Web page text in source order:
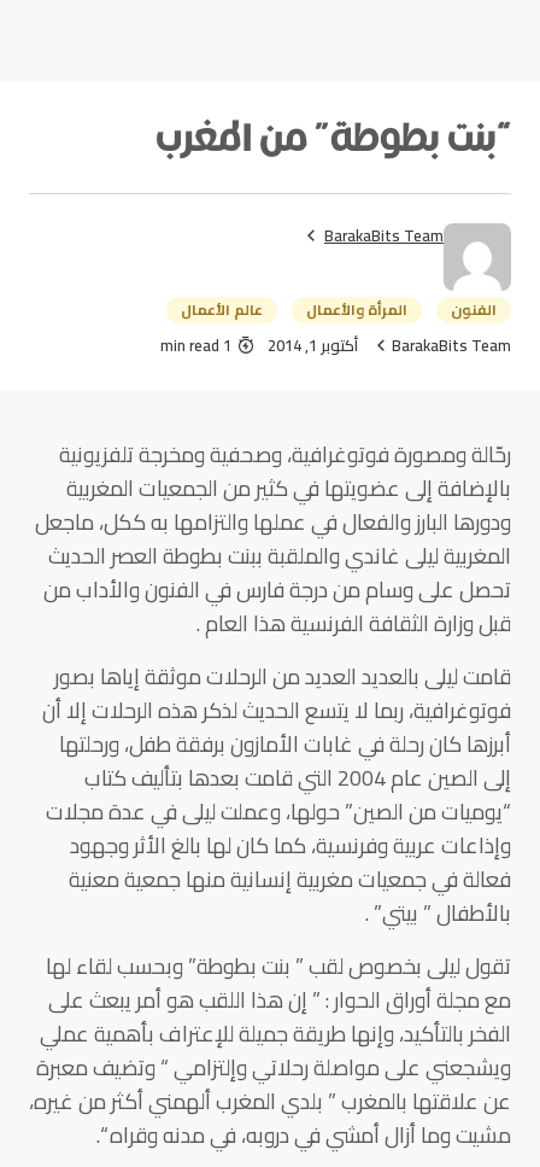
“بنت بطوطة” من المغرب
BarakaBits Team
الفنون المرأة والأعمال عالم الأعمال
BarakaBits Team أكتوبر 1, 2014 1 min read
رحّالة ومصورة فوتوغرافية، وصحفية ومخرجة تلفزيونية
بالإضافة إلى عضويتها في كثير من الجمعيات المغربية
ودورها البارز والفعال في عملها والتزامها به ككل، ماجعل
المغربية ليلى غاندي والملقبة ببنت بطوطة العصر الحديث
تحصل على وسام من درجة فارس في الفنون والأداب من
قبل وزارة الثقافة الفرنسية هذا العام .
قامت ليلى بالعديد العديد من الرحلات موثقة إياها بصور
فوتوغرافية، ربما لا يتسع الحديث لذكر هذه الرحلات إلا أن
أبرزها كان رحلة في غابات الأمازون برفقة طفل، ورحلتها
إلى الصين عام 2004 التي قامت بعدها بتأليف كتاب
“يوميات من الصين” حولها، وعملت ليلى في عدة مجلات
وإذاعات عربية وفرنسية، كما كان لها بالغ الأثر وجهود
فعالة في جمعيات مغربية إنسانية منها جمعية معنية
بالأطفال ” بيتي” .
تقول ليلى بخصوص لقب ” بنت بطوطة” وبحسب لقاء لها
مع مجلة أوراق الحوار : ” إن هذا اللقب هو أمر يبعث على
الفخر بالتأكيد، وإنها طريقة جميلة للإعتراف بأهمية عملي
ويشجعني على مواصلة رحلاتي وإلتزامي “ وتضيف معبرة
عن علاقتها بالمغرب ” بلدي المغرب ألهمني أكثر من غيره،
مشيت وما أزال أمشي في دروبه، في مدنه وقراه “.